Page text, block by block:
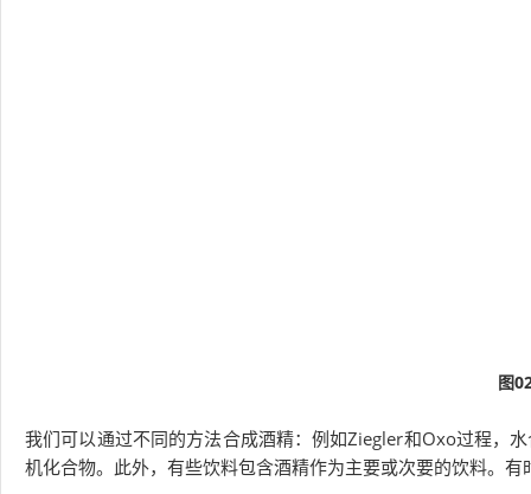
图
我们可以通过不同的方法合成酒精：例如Ziegler和Oxo过程，
机化合物。此外，有些饮料包含酒精作为主要或次要的饮料。